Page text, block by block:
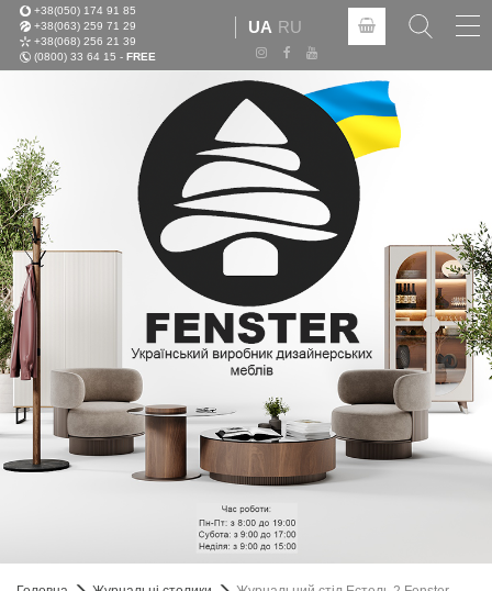
+38(050) 174 91 85
+38(063) 259 71 29
+38(068) 256 21 39
(0800) 33 64 15 - FREE
UA RU